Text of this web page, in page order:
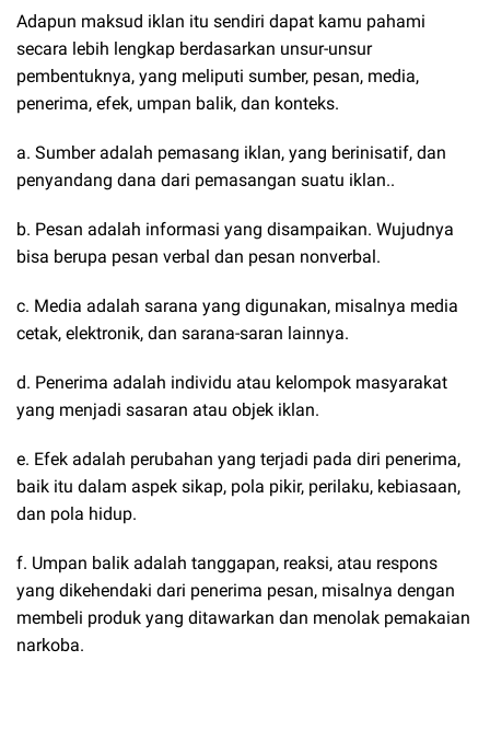
Adapun maksud iklan itu sendiri dapat kamu pahami
secara lebih lengkap berdasarkan unsur-unsur
pembentuknya, yang meliputi sumber, pesan, media,
penerima, efek, umpan balik, dan konteks.
a. Sumber adalah pemasang iklan, yang berinisatif, dan
penyandang dana dari pemasangan suatu iklan..
b. Pesan adalah informasi yang disampaikan. Wujudnya
bisa berupa pesan verbal dan pesan nonverbal.
c. Media adalah sarana yang digunakan, misalnya media
cetak, elektronik, dan sarana-saran lainnya.
d. Penerima adalah individu atau kelompok masyarakat
yang menjadi sasaran atau objek iklan.
e. Efek adalah perubahan yang terjadi pada diri penerima,
baik itu dalam aspek sikap, pola pikir, perilaku, kebiasaan,
dan pola hidup.
f. Umpan balik adalah tanggapan, reaksi, atau respons
yang dikehendaki dari penerima pesan, misalnya dengan
membeli produk yang ditawarkan dan menolak pemakaian
narkoba.